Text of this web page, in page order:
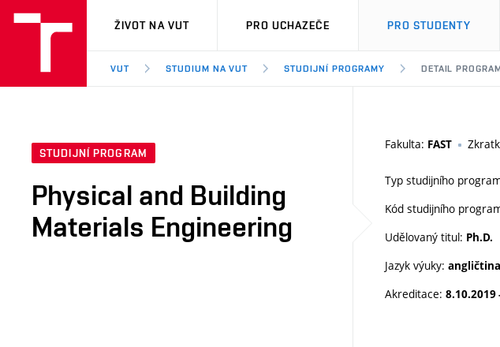
VUT
ŽIVOT NA VUT PRO UCHAZEČE PRO STUDENTY
VUT STUDIUM NA VUT STUDIJNÍ PROGRAMY DETAIL
STUDIJNÍ PROGRAM
Physical and Building
Materials Engineering
Fakulta: FAST
Typ studijního
Kód studijního
Udělovaný titul: Ph.D.
Jazyk výuky: angličtina
Akreditace: 8.10.2019